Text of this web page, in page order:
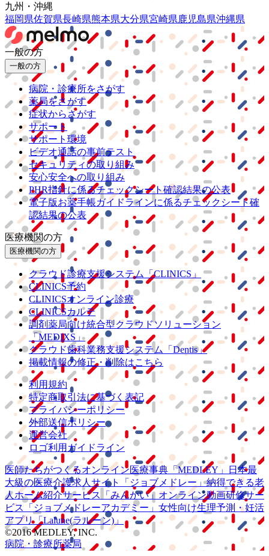
九州・沖縄
福岡県佐賀県長崎県熊本県大分県宮崎県鹿児島県沖縄県
一般の方
一般の方
病院・診療所をさがす
薬局をさがす
症状からさがす
サポート
サポート環境
ビデオ通話の事前テスト
セキュリティの取り組み
安心安全への取り組み
PHR指針に係るチェックシート確認結果の公表
電子版お薬手帳ガイドラインに係るチェックシート確
認結果の公表
医療機関の方
医療機関の方
クラウド診療支援システム
「CLINICS」
CLINICS予約
CLINICSオンライン診療
CLINICSカルテ
調剤薬局向け統合型クラウドソリューション
「MEDIXS」
クラウド歯科業務支援システム
「Dentis」
掲載情報の修正・削除はこちら
利用規約
特定商取引法に基づく表記
プライバシーポリシー
外部送信ポリシー
運営会社
ロゴ利用ガイドライン
医師たちがつくるオンライン医療事典 「MEDLEY」
日本最
大級の医療介護求人サイト 「ジョブメドレー」納得できる老
人ホーム紹介サービス
「みんかい」 オンライン動画研修サー
ビス
「ジョブメドレーアカデミー」 女性向け生理予測・妊活
アプリ「Lalune(ラルーン)」
©2016 MEDLEY, INC.
病院・診療所薬局